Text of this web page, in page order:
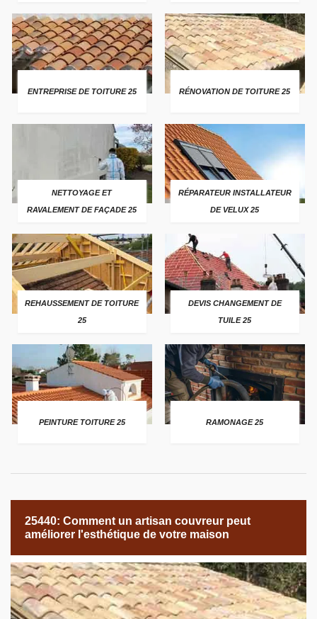
ENTREPRISE DE TOITURE 25 RÉNOVATION DE TOITURE 25
NETTOYAGE ET
RAVALEMENT DE FAÇADE 25
RÉPARATEUR INSTALLATEUR
DE VELUX 25
REHAUSSEMENT DE TOITURE
25
DEVIS CHANGEMENT DE
TUILE 25
PEINTURE TOITURE 25 RAMONAGE 25
25440: Comment un artisan couvreur peut
améliorer l'esthétique de votre maison